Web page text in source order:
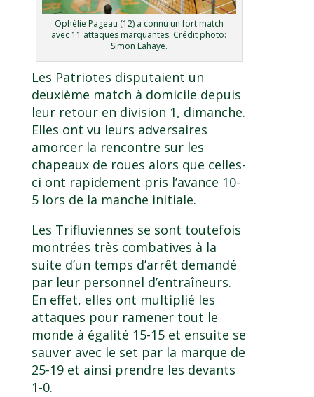
Ophélie Pageau (12) a connu un fort match
avec 11 attaques marquantes. Crédit photo:
Simon Lahaye.
Les Patriotes disputaient un
deuxième match à domicile depuis
leur retour en division 1, dimanche.
Elles ont vu leurs adversaires
amorcer la rencontre sur les
chapeaux de roues alors que celles-
ci ont rapidement pris l’avance 10-
5 lors de la manche initiale.
Les Trifluviennes se sont toutefois
montrées très combatives à la
suite d’un temps d’arrêt demandé
par leur personnel d’entraîneurs.
En effet, elles ont multiplié les
attaques pour ramener tout le
monde à égalité 15-15 et ensuite se
sauver avec le set par la marque de
25-19 et ainsi prendre les devants
1-0.